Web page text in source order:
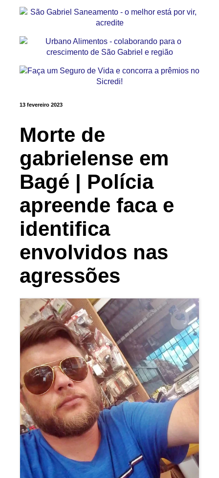
13 fevereiro 2023
Morte de
gabrielense em
Bagé | Polícia
apreende faca e
identifica
envolvidos nas
agressões